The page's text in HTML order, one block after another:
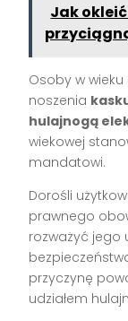
Jak
Osoby w
noszenia
hulajnogą
wiekowej
mandatowi.
Dorośli
prawnego
rozważyć jego
przyczynę
udziałem